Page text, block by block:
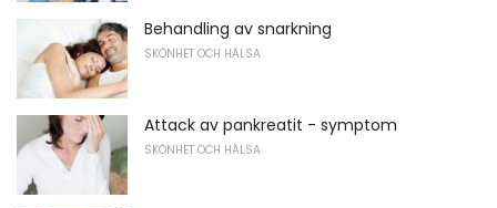
Behandling av snarkning
SKÖNHET OCH HÄLSA
Attack av pankreatit - symptom
SKÖNHET OCH HÄLSA